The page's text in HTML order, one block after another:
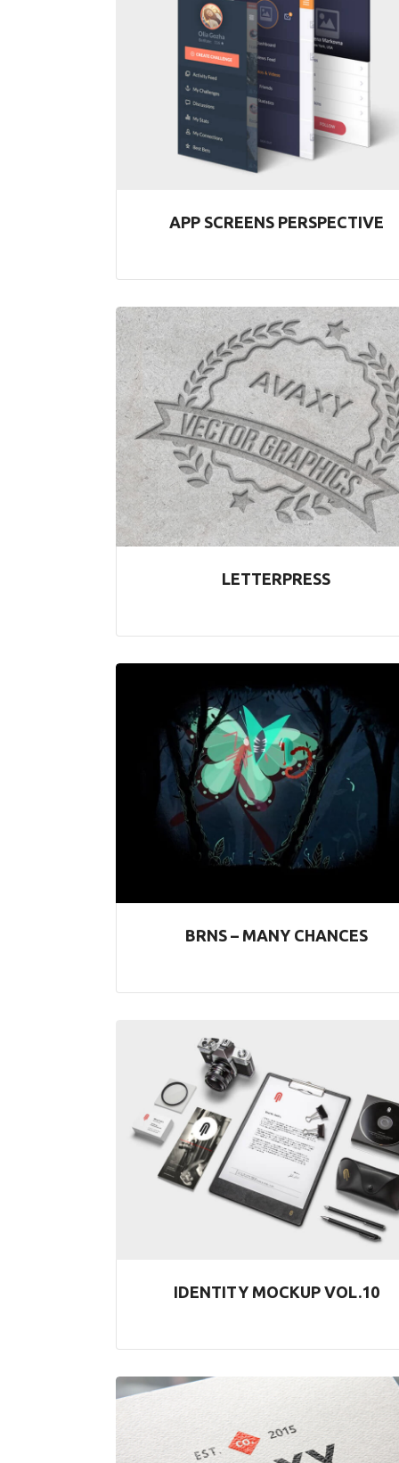
APP SCREENS PERSPECTIVE
LETTERPRESS
BRNS – MANY CHANCES
IDENTITY MOCKUP VOL.10